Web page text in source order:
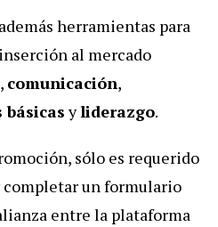
herramientas para
al mercado
, comunicación,
yliderazgo.
sólo es requerido
completar un formulario
entre la plataforma